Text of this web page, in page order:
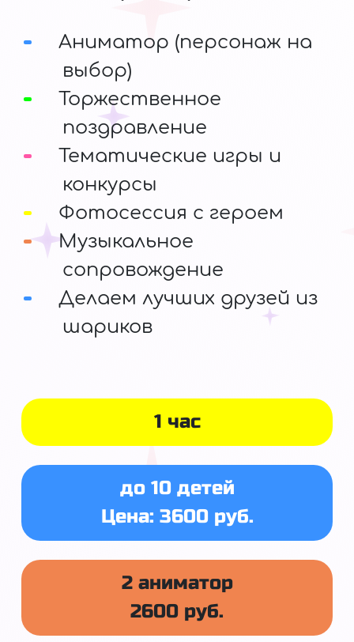
1 час
до 10 детей
Цена: 3600 руб.
2 аниматор
2600 руб.
Аниматор (персонаж на
выбор)
Торжественное
поздравление
Тематические игры и
конкурсы
Фотосессия с героем
Музыкальное
сопровождение
Делаем лучших друзей из
шариков